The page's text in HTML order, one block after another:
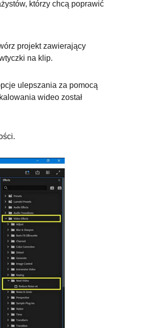
którzy chcą poprawić
projekt zawierający
na klip.
ulepszania za pomocą
wideo został